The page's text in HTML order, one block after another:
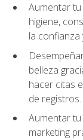
Aumentar
higiene,
la confianza
belleza
hacer citas
de registros.
Aumentar
marketing